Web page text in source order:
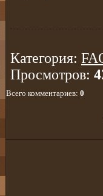
Категория:
Просмотров:
Всего комментариев: 0